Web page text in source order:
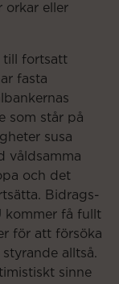
orkar eller
till fortsatt
fasta
som står på
susa
våldsamma
och det
Bidrags-
kommer få fullt
för att försöka
alltså.
sinne